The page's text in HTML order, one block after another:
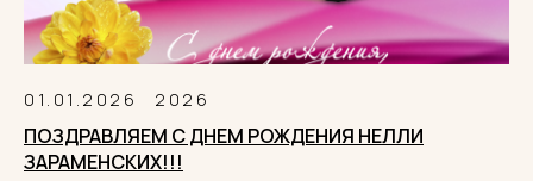
01.01.2026 2026
ПОЗДРАВЛЯЕМ С ДНЕМ РОЖДЕНИЯ НЕЛЛИ
ЗАРАМЕНСКИХ!!!